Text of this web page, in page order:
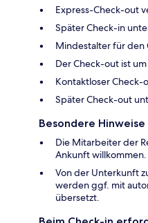
Express-Check-out
Später Check-in
Mindestalter für den
Der Check-out ist
Kontaktloser Check-
Später Check-out
Besondere
Die Mitarbeiter der
Ankunft willkommen.
Von der Unterkunft
werden ggf. mit
übersetzt.